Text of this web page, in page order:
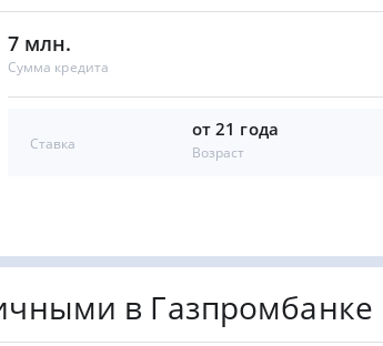
7 млн.
Сумма кредита
Ставка
от 21 года
Возраст
в Газпромбанке